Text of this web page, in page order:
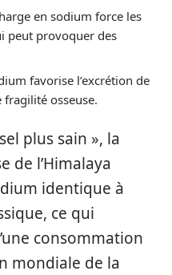
en sodium force les
peut provoquer des
favorise l’excrétion de
osseuse.
plus sain », la
de l’Himalaya
identique à
ce qui
consommation
mondiale de la